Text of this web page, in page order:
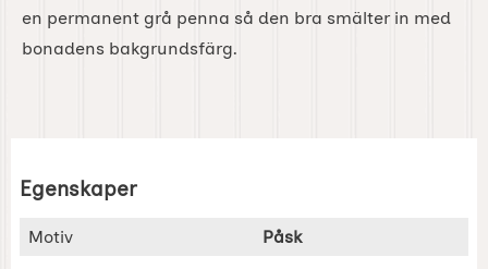
en permanent grå penna så den bra smälter in med
bonadens bakgrundsfärg.
Egenskaper
Egenskaper/attribut för denna produkt
Attribut
Motiv Påsk